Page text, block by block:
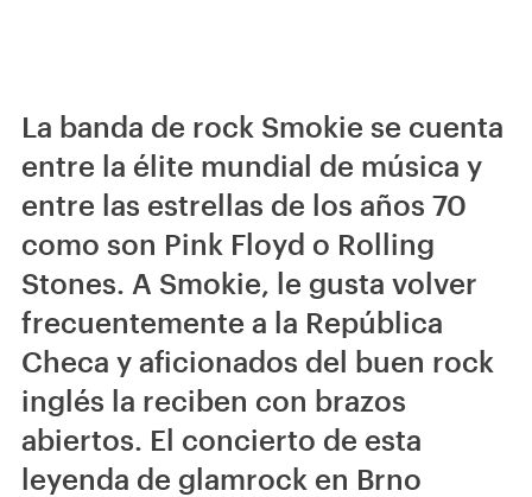
La banda de rock Smokie se cuenta
entre la élite mundial de música y
entre las estrellas de los años 70
como son Pink Floyd o Rolling
Stones. A Smokie, le gusta volver
frecuentemente a la República
Checa y aficionados del buen rock
inglés la reciben con brazos
abiertos. El concierto de esta
leyenda de glamrock en Brno